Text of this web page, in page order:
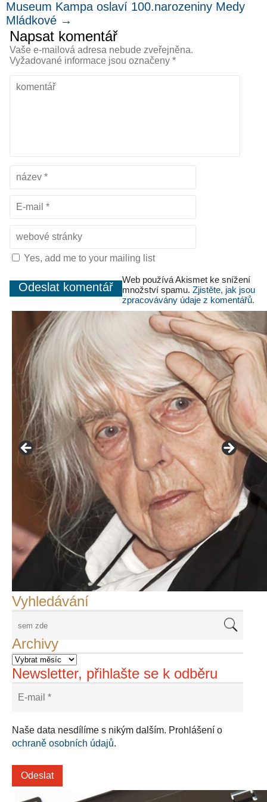
Museum Kampa oslaví 100.narozeniny Medy
Mládkové →
Napsat komentář
Vaše e-mailová adresa nebude zveřejněna.
Vyžadované informace jsou označeny *
Yes, add me to your mailing list
Web používá Akismet ke snížení
množství spamu. Zjistěte, jak jsou
zpracovávány údaje z komentářů.
František Skála - film Veřejný prostor
Adriena Šimotová
Richard Štipl v Benátkách
Langweiluv model v Praze
Japanolog Petr Geisler, foto: Petr Šálek
©Frank Kortan,Yellow Shark, portrét Franka Zappy
Nové Svatovítské varhany
Vyhledávání
Archivy
Newsletter, přihlašte se k odběru
Naše data nesdílíme s nikým dalším. Prohlášení o
ochraně osobních údajů.